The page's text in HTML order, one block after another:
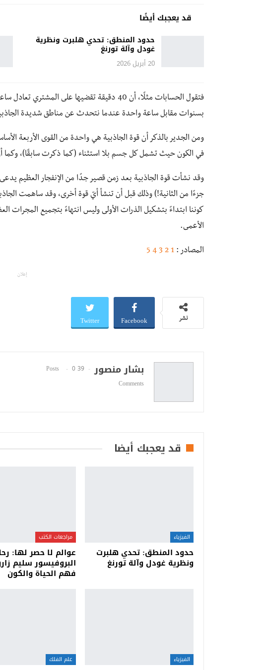
قد يعجبك أيضًا
حدود المنطق: تحدي هلبرت ونظرية
غودل وآلة تورنغ
20 أبريل 2026
فتقول الحسابات مثلًا، أن 40 دقيقة تقضيها على
بسنوات مقابل ساعة واحدة عندما نتحدث عن مناطق شديدة
ومن الجدير بالذكر أن قوة الجاذبية هي واحدة من القوى الأربعة
في الكون حيث تشمل كل جسم بلا استثناء (كما ذكرت سابقًا)،
وقد نشأت قوة الجاذبية بعد زمن قصير جدًا من الإنفجار العظيم يدعى
جزءًا من الثانية!) وذلك قبل أن تنشأ أيّ قوة أخرى، وقد ساهمت
كوننا ابتداءً بتشكيل الذرات الأولى وليس انتهاءً بتجميع
الأعمى.
المصادر : 1
2
3
4
5
إعلان
نشر Facebook
Twitter
بشار منصور 39 Posts
0
Comments
قد يعجبك أيضا
الفيزياء
حدود المنطق: تحدي هلبرت
ونظرية غودل وآلة تورنغ
مراجعات الكتب
عوالم لا حصر لها:
البروفيسور سليم
فهم الحياة والكون
الفيزياء علم الفلك